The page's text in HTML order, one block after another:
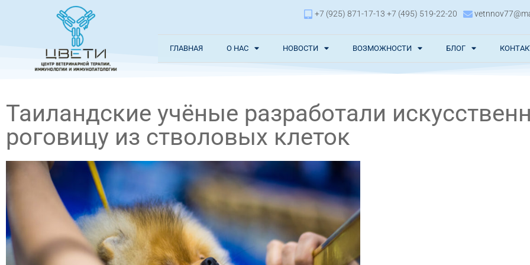
+7 (925) 871-17-13 +7 (495) 519-22-20
ГЛАВНАЯ О НАС НОВОСТИ ВОЗМОЖНОСТИ БЛОГ
Таиландские учёные разработали
роговицу из стволовых клеток